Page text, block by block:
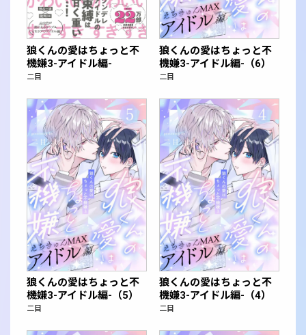
狼くんの愛はちょっと不
機嫌3-アイドル編-
二目
狼くんの愛はちょっと不
機嫌3-アイドル編-（6）
二目
狼くんの愛はちょっと不
機嫌3-アイドル編-（5）
二目
狼くんの愛はちょっと不
機嫌3-アイドル編-（4）
二目